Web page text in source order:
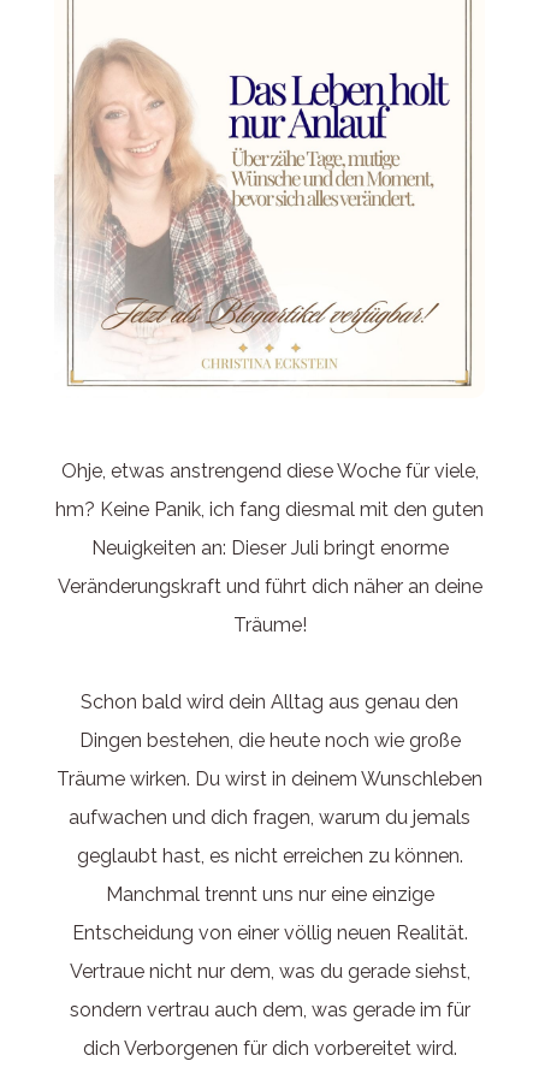
Ohje, etwas anstrengend diese Woche für viele,
hm? Keine Panik, ich fang diesmal mit den guten
Neuigkeiten an: Dieser Juli bringt enorme
Veränderungskraft und führt dich näher an deine
Träume!
Schon bald wird dein Alltag aus genau den
Dingen bestehen, die heute noch wie große
Träume wirken. Du wirst in deinem Wunschleben
aufwachen und dich fragen, warum du jemals
geglaubt hast, es nicht erreichen zu können.
Manchmal trennt uns nur eine einzige
Entscheidung von einer völlig neuen Realität.
Vertraue nicht nur dem, was du gerade siehst,
sondern vertrau auch dem, was gerade im für
dich Verborgenen für dich vorbereitet wird.